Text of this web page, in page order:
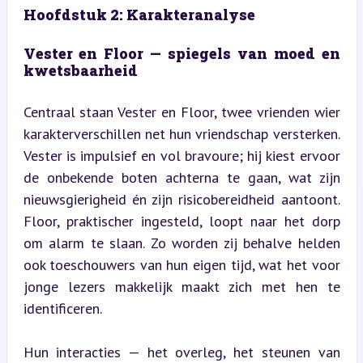
Hoofdstuk 2: Karakteranalyse
Vester en Floor — spiegels van moed en
kwetsbaarheid
Centraal staan Vester en Floor, twee vrienden wier
karakterverschillen net hun vriendschap versterken.
Vester is impulsief en vol bravoure; hij kiest ervoor
de onbekende boten achterna te gaan, wat zijn
nieuwsgierigheid én zijn risicobereidheid aantoont.
Floor, praktischer ingesteld, loopt naar het dorp
om alarm te slaan. Zo worden zij behalve helden
ook toeschouwers van hun eigen tijd, wat het voor
jonge lezers makkelijk maakt zich met hen te
identificeren.
Hun interacties — het overleg, het steunen van